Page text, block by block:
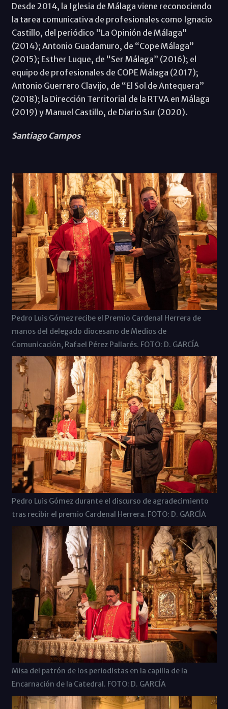
Desde 2014, la Iglesia de Málaga viene reconociendo
la tarea comunicativa de profesionales como Ignacio
Castillo, del periódico "La Opinión de Málaga"
(2014); Antonio Guadamuro, de “Cope Málaga”
(2015); Esther Luque, de “Ser Málaga” (2016); el
equipo de profesionales de COPE Málaga (2017);
Antonio Guerrero Clavijo, de “El Sol de Antequera”
(2018); la Dirección Territorial de la RTVA en Málaga
(2019) y Manuel Castillo, de Diario Sur (2020).
Santiago Campos
Pedro Luis Gómez recibe el Premio Cardenal Herrera de
manos del delegado diocesano de Medios de
Comunicación, Rafael Pérez Pallarés. FOTO: D. GARCÍA
Pedro Luis Gómez durante el discurso de agradecimiento
tras recibir el premio Cardenal Herrera. FOTO: D. GARCÍA
Misa del patrón de los periodistas en la capilla de la
Encarnación de la Catedral. FOTO: D. GARCÍA